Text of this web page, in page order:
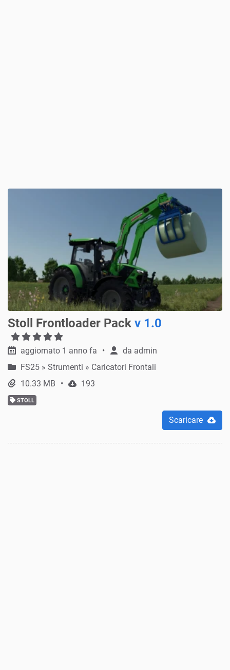
Stoll Frontloader Pack v 1.0
aggiornato 1 anno fa da admin
FS25 » Strumenti » Caricatori Frontali
10.33 MB
193
STOLL
Scaricare